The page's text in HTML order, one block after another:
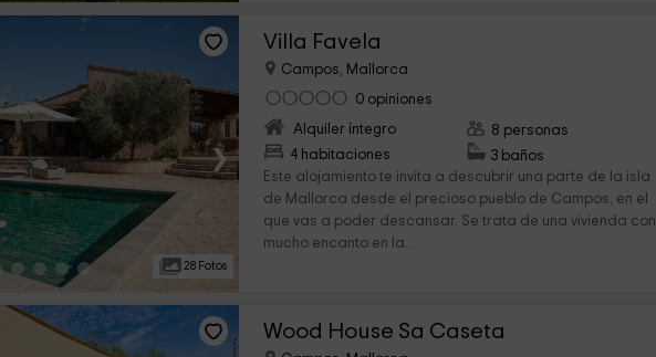
›
28 Fotos
Villa Favela
Campos, Mallorca
0 opiniones
Alquiler íntegro
4 habitaciones
8 personas
3 baños
Este alojamiento te invita a descubrir una parte de la isla
de Mallorca desde el precioso pueblo de Campos, en el
que vas a poder descansar. Se trata de una vivienda con
mucho encanto en la...
Wood House Sa Caseta